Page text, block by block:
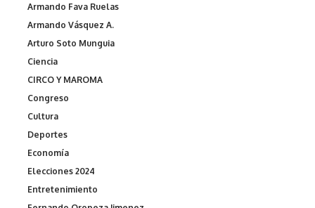
Armando Fava Ruelas
Armando Vásquez A.
Arturo Soto Munguia
Ciencia
CIRCO Y MAROMA
Congreso
Cultura
Deportes
Economía
Elecciones 2024
Entretenimiento